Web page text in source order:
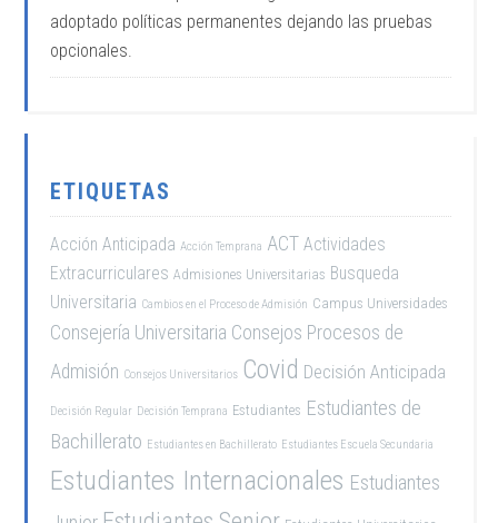
adoptado políticas permanentes dejando las pruebas
opcionales.
ETIQUETAS
Acción Anticipada Acción Temprana ACT Actividades
Extracurriculares Admisiones Universitarias Busqueda
Universitaria Cambios en el Proceso de Admisión Campus Universidades
Consejería Universitaria Consejos Procesos de
Admisión Consejos Universitarios Covid Decisión Anticipada
Decisión Regular Decisión Temprana Estudiantes Estudiantes de
Bachillerato Estudiantes en Bachillerato Estudiantes Escuela Secundaria
Estudiantes Internacionales Estudiantes